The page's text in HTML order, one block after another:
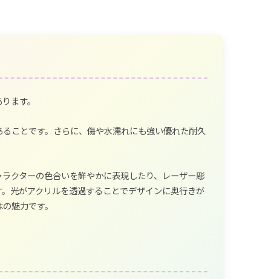
ます。
ことです。さらに、傷や水濡れにも強い優れた耐久
クターの色合いを鮮やかに表現したり、レーザー彫
光がアクリルを透過することでデザインに奥行きが
魅力です。